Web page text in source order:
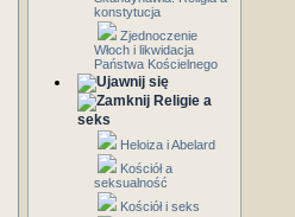
konstytucja
Zjednoczenie
Włoch i likwidacja
Państwa Kościelnego
Religie a
seks
Heloiza i Abelard
Kościół a
seksualność
Kościół i seks